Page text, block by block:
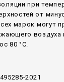
при
от
марок могут
воздуха
80 °С.
2021